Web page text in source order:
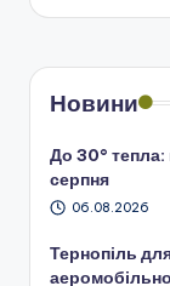
Новини
До 30° тепла:
серпня
06.08.2026
Тернопіль